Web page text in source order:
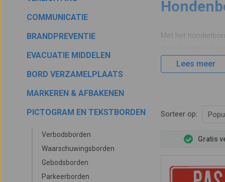
COMMUNICATIE
BRANDPREVENTIE
EVACUATIE MIDDELEN
BORD VERZAMELPLAATS
MARKEREN & AFBAKENEN
PICTOGRAM EN TEKSTBORDEN
Verbodsborden
Waarschuwingsborden
Gebodsborden
Parkeerborden
Met het
terreinen zullen
Met het bord
bedwang kan
Lees meer
Sorteer op:
Gratis